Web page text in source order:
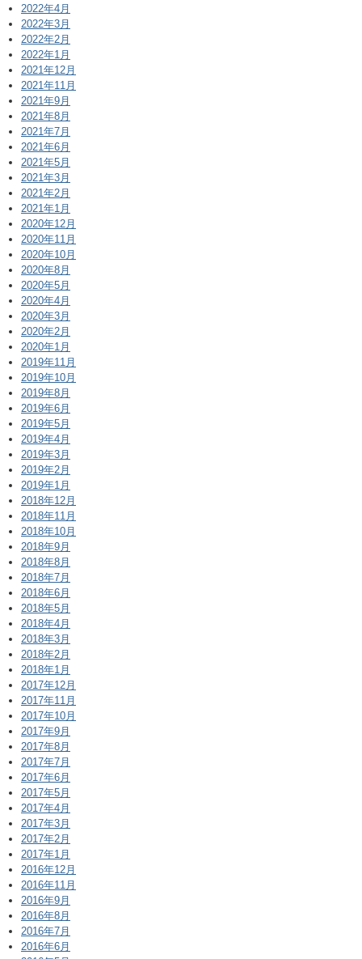
2022年4月
2022年3月
2022年2月
2022年1月
2021年12月
2021年11月
2021年9月
2021年8月
2021年7月
2021年6月
2021年5月
2021年3月
2021年2月
2021年1月
2020年12月
2020年11月
2020年10月
2020年8月
2020年5月
2020年4月
2020年3月
2020年2月
2020年1月
2019年11月
2019年10月
2019年8月
2019年6月
2019年5月
2019年4月
2019年3月
2019年2月
2019年1月
2018年12月
2018年11月
2018年10月
2018年9月
2018年8月
2018年7月
2018年6月
2018年5月
2018年4月
2018年3月
2018年2月
2018年1月
2017年12月
2017年11月
2017年10月
2017年9月
2017年8月
2017年7月
2017年6月
2017年5月
2017年4月
2017年3月
2017年2月
2017年1月
2016年12月
2016年11月
2016年9月
2016年8月
2016年7月
2016年6月